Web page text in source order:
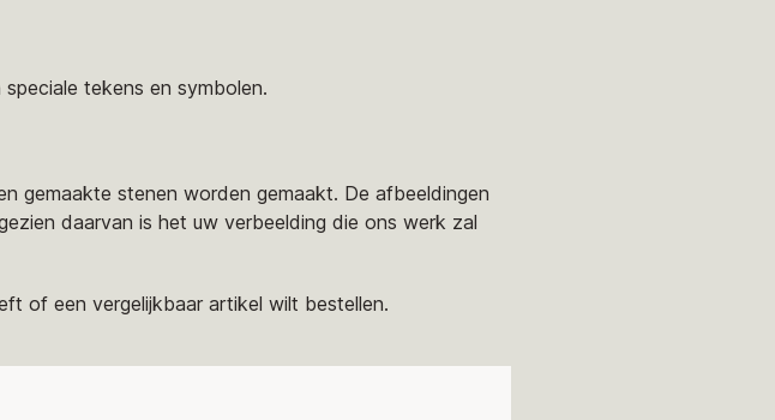
tekens en symbolen.
gemaakte stenen worden gemaakt. De afbeeldingen
daarvan is het uw verbeelding die ons werk zal
of een vergelijkbaar artikel wilt bestellen.